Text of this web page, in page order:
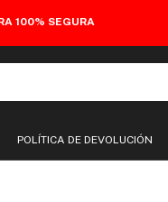
100% SEGURA
POLÍTICA DE DEVOLUCIÓN